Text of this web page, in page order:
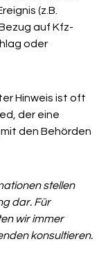
(z.B.
auf Kfz-
oder
Hinweis ist oft
der eine
den Behörden
stellen
dar. Für
wir immer
konsultieren.